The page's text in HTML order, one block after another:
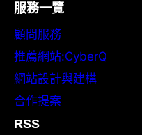
服務一覽
顧問服務
推薦網站:CyberQ
網站設計與建構
合作提案
RSS